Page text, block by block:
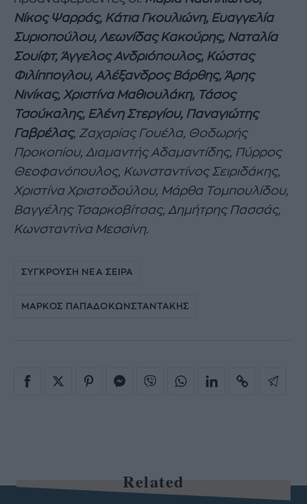
Νίκος Ψαρράς, Κάτια Γκουλιώνη, Ευαγγελία
Συριοπούλου, Λεωνίδας Κακούρης, Ναταλία
Σουίφτ, Άγγελος Ανδριόπουλος, Κώστας
Φιλίππογλου, Αλέξανδρος Βάρθης, Άρης
Νινίκας, Χριστίνα Μαθιουλάκη, Τάσος
Τσούκαλης, Ελένη Στεργίου, Παναγιώτης
Γαβρέλας, Ζαχαρίας Γουέλα, Θοδωρής
Προκοπίου, Διαμαντής Αδαμαντίδης, Πύρρος
Θεοφανόπουλος, Κωνσταντίνος Σειριδάκης,
Χριστίνα Χριστοδούλου, Μάρθα Τομπουλίδου,
Βαγγέλης Τσαρκοβίτσας, Δημήτρης Πασσάς,
Κωνσταντίνα Μεσσίνη.
ΣΥΓΚΡΟΥΣΗ ΝΕΑ ΣΕΙΡΑ
ΜΑΡΚΟΣ ΠΑΠΑΔΟΚΩΝΣΤΑΝΤΑΚΗΣ
Related